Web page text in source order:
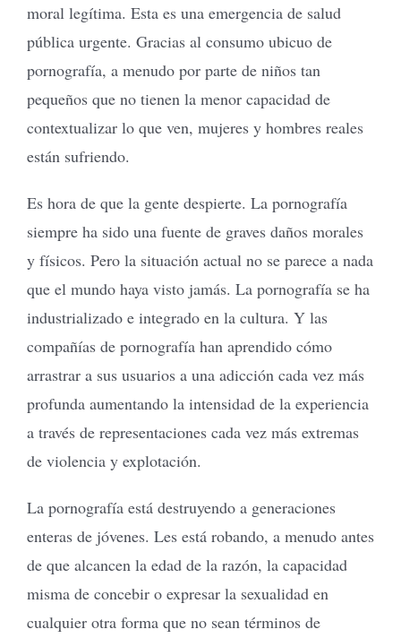
moral legítima. Esta es una emergencia de salud
pública urgente. Gracias al consumo ubicuo de
pornografía, a menudo por parte de niños tan
pequeños que no tienen la menor capacidad de
contextualizar lo que ven, mujeres y hombres reales
están sufriendo.
Es hora de que la gente despierte. La pornografía
siempre ha sido una fuente de graves daños morales
y físicos. Pero la situación actual no se parece a nada
que el mundo haya visto jamás. La pornografía se ha
industrializado e integrado en la cultura. Y las
compañías de pornografía han aprendido cómo
arrastrar a sus usuarios a una adicción cada vez más
profunda aumentando la intensidad de la experiencia
a través de representaciones cada vez más extremas
de violencia y explotación.
La pornografía está destruyendo a generaciones
enteras de jóvenes. Les está robando, a menudo antes
de que alcancen la edad de la razón, la capacidad
misma de concebir o expresar la sexualidad en
cualquier otra forma que no sean términos de